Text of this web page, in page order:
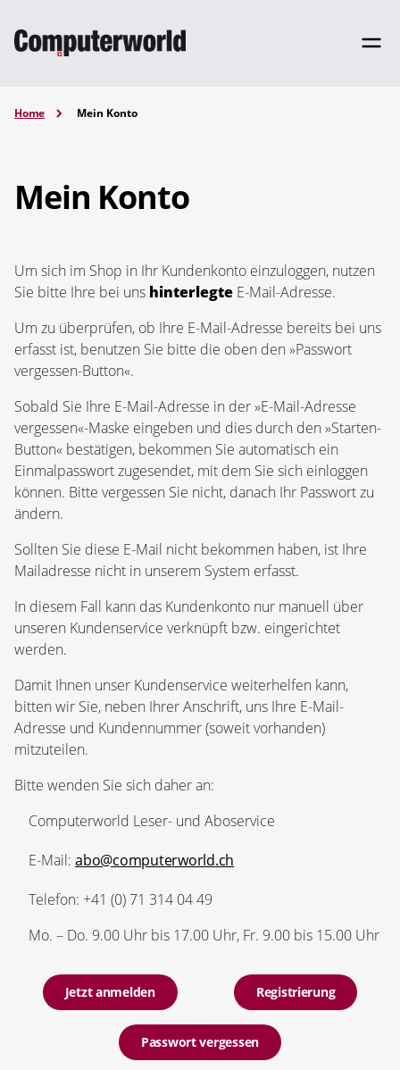
Home Mein Konto
Mein Konto
Um sich im Shop in Ihr Kundenkonto einzuloggen, nutzen
Sie bitte Ihre bei uns hinterlegte E-Mail-Adresse.
Um zu überprüfen, ob Ihre E-Mail-Adresse bereits bei uns
erfasst ist, benutzen Sie bitte die oben den »Passwort
vergessen-Button«.
Sobald Sie Ihre E-Mail-Adresse in der »E-Mail-Adresse
vergessen«-Maske eingeben und dies durch den »Starten-
Button« bestätigen, bekommen Sie automatisch ein
Einmalpasswort zugesendet, mit dem Sie sich einloggen
können. Bitte vergessen Sie nicht, danach Ihr Passwort zu
ändern.
Sollten Sie diese E-Mail nicht bekommen haben, ist Ihre
Mailadresse nicht in unserem System erfasst.
In diesem Fall kann das Kundenkonto nur manuell über
unseren Kundenservice verknüpft bzw. eingerichtet
werden.
Damit Ihnen unser Kundenservice weiterhelfen kann,
bitten wir Sie, neben Ihrer Anschrift, uns Ihre E-Mail-
Adresse und Kundennummer (soweit vorhanden)
mitzuteilen.
Bitte wenden Sie sich daher an:
Computerworld Leser- und Aboservice
E-Mail: abo@computerworld.ch
Telefon: +41 (0) 71 314 04 49
Mo. – Do. 9.00 Uhr bis 17.00 Uhr, Fr. 9.00 bis 15.00 Uhr
Jetzt anmelden Registrierung
Passwort vergessen